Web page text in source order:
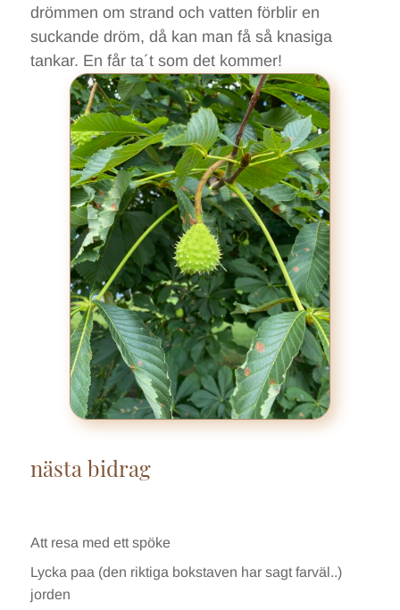
drömmen om strand och vatten förblir en
suckande dröm, då kan man få så knasiga
tankar. En får ta´t som det kommer!
nästa bidrag
Att resa med ett spöke
Lycka paa (den riktiga bokstaven har sagt farväl..)
jorden